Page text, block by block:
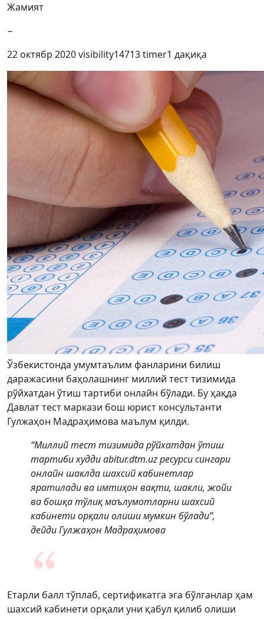
Жамият
−
22 октябр 2020visibility14713timer1 дақиқа
Ўзбекистонда умумтаълим фанларини билиш
даражасини баҳолашнинг миллий тест тизимида
рўйхатдан ўтиш тартиби онлайн бўлади. Бу ҳақда
Давлат тест маркази бош юрист консультанти
Гулжаҳон Мадраҳимова маълум қилди.
“Миллий тест тизимида рўйхатдан ўтиш
тартиби худди abitur.dtm.uz ресурси сингари
онлайн шаклда шахсий кабинетлар
яратилади ва имтиҳон вақти, шакли, жойи
ва бошқа тўлиқ маълумотларни шахсий
кабинети орқали олиши мумкин бўлади”,
дейди Гулжаҳон Мадраҳимова
Етарли балл тўплаб, сертификатга эга бўлганлар ҳам
шахсий кабинети орқали уни қабул қилиб олиши